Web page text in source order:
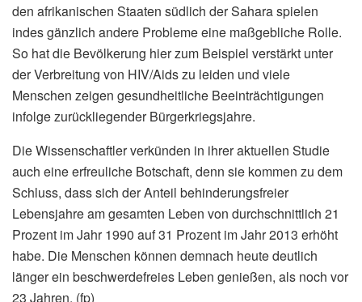
den afrikanischen Staaten südlich der Sahara spielen
indes gänzlich andere Probleme eine maßgebliche Rolle.
So hat die Bevölkerung hier zum Beispiel verstärkt unter
der Verbreitung von HIV/Aids zu leiden und viele
Menschen zeigen gesundheitliche Beeinträchtigungen
infolge zurückliegender Bürgerkriegsjahre.
Die Wissenschaftler verkünden in ihrer aktuellen Studie
auch eine erfreuliche Botschaft, denn sie kommen zu dem
Schluss, dass sich der Anteil behinderungsfreier
Lebensjahre am gesamten Leben von durchschnittlich 21
Prozent im Jahr 1990 auf 31 Prozent im Jahr 2013 erhöht
habe. Die Menschen können demnach heute deutlich
länger ein beschwerdefreies Leben genießen, als noch vor
23 Jahren. (fp)